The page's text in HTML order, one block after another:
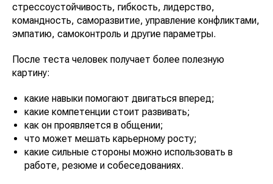
стрессоустойчивость, гибкость, лидерство,
командность, саморазвитие, управление конфликтами,
эмпатию, самоконтроль и другие параметры.
После теста человек получает более полезную
картину:
какие навыки помогают двигаться вперед;
какие компетенции стоит развивать;
как он проявляется в общении;
что может мешать карьерному росту;
какие сильные стороны можно использовать в
работе, резюме и собеседованиях.